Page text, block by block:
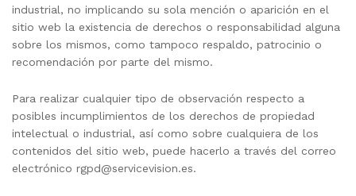
industrial, no implicando su sola mención o aparición en el
sitio web la existencia de derechos o responsabilidad alguna
sobre los mismos, como tampoco respaldo, patrocinio o
recomendación por parte del mismo.
Para realizar cualquier tipo de observación respecto a
posibles incumplimientos de los derechos de propiedad
intelectual o industrial, así como sobre cualquiera de los
contenidos del sitio web, puede hacerlo a través del correo
electrónico rgpd@servicevision.es.